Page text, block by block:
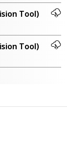
Tool)
Tool)